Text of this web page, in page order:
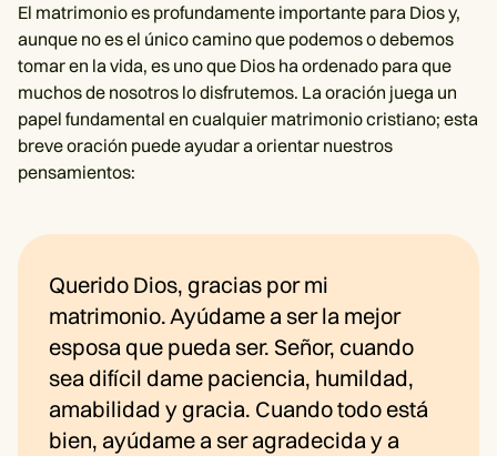
El matrimonio es profundamente importante para Dios y,
aunque no es el único camino que podemos o debemos
tomar en la vida, es uno que Dios ha ordenado para que
muchos de nosotros lo disfrutemos. La oración juega un
papel fundamental en cualquier matrimonio cristiano; esta
breve oración puede ayudar a orientar nuestros
pensamientos:
Querido Dios, gracias por mi
matrimonio. Ayúdame a ser la mejor
esposa que pueda ser. Señor, cuando
sea difícil dame paciencia, humildad,
amabilidad y gracia. Cuando todo está
bien, ayúdame a ser agradecida y a